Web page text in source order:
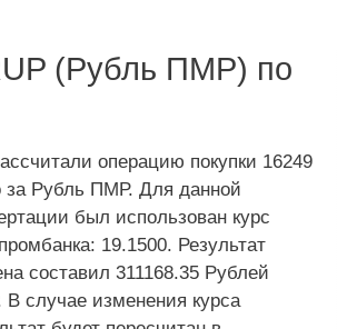
(Рубль ПМР) по
операцию покупки 16249
за Рубль ПМР. Для данной
был использован курс
19.1500. Результат
составил 311168.35 Рублей
случае изменения курса